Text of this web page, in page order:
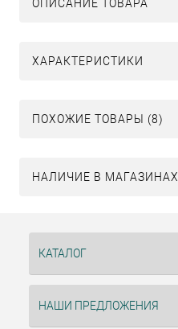
ОПИСАНИЕ ТОВАРА
ХАРАКТЕРИСТИКИ
ПОХОЖИЕ ТОВАРЫ (8)
НАЛИЧИЕ В МАГАЗИНАХ
КАТАЛОГ
НАШИ ПРЕДЛОЖЕНИЯ